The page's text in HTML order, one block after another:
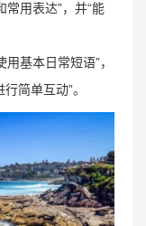
常用表达”，并“能
基本日常短语”，
简单互动”。